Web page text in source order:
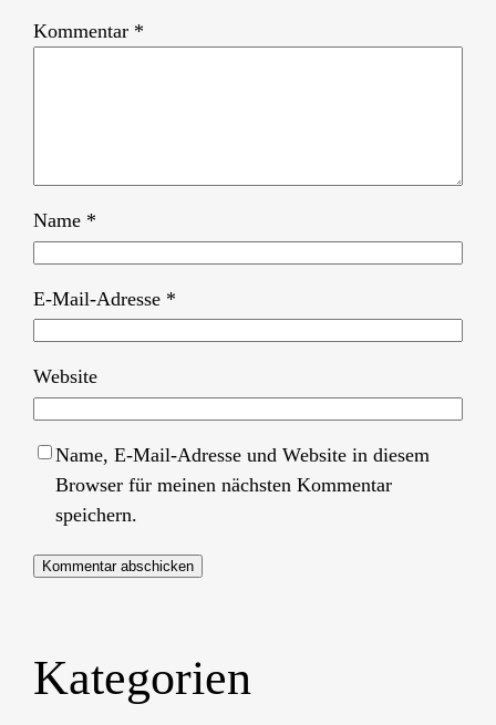
Kommentar *
Name *
E-Mail-Adresse *
Website
Name, E-Mail-Adresse und Website in diesem
Browser für meinen nächsten Kommentar
speichern.
Kategorien